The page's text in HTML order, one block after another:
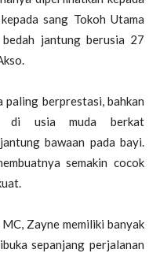
sang Tokoh Utama
jantung berusia 27
paling berprestasi, bahkan
di usia muda berkat
bawaan pada bayi.
semakin cocok
Zayne memiliki banyak
sepanjang perjalanan